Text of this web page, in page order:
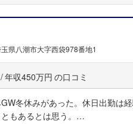
県八潮市大字西袋978番地1
年収450万円
冬休みがあった。休日出勤は
もあるとは思う。…